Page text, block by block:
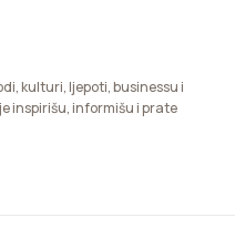
kulturi, ljepoti, businessu i
inspirišu, informišu i prate